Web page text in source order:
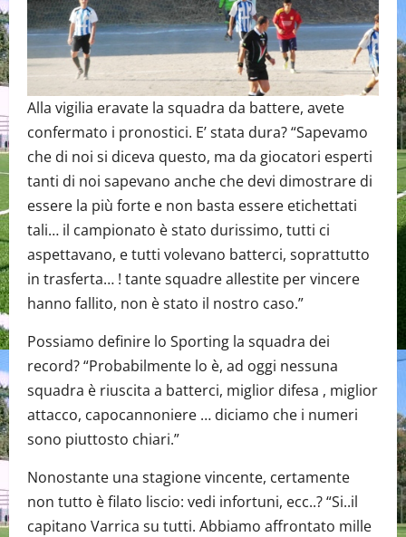
Alla vigilia eravate la squadra da battere, avete
confermato i pronostici. E’ stata dura? “Sapevamo
che di noi si diceva questo, ma da giocatori esperti
tanti di noi sapevano anche che devi dimostrare di
essere la più forte e non basta essere etichettati
tali… il campionato è stato durissimo, tutti ci
aspettavano, e tutti volevano batterci, soprattutto
in trasferta… ! tante squadre allestite per vincere
hanno fallito, non è stato il nostro caso.”
Possiamo definire lo Sporting la squadra dei
record? “Probabilmente lo è, ad oggi nessuna
squadra è riuscita a batterci, miglior difesa , miglior
attacco, capocannoniere … diciamo che i numeri
sono piuttosto chiari.”
Nonostante una stagione vincente, certamente
non tutto è filato liscio: vedi infortuni, ecc..? “Si..il
capitano Varrica su tutti. Abbiamo affrontato mille